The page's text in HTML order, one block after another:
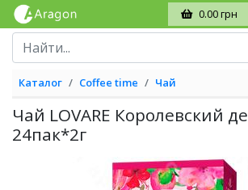
0.00 грн
Каталог Coffee time Чай
Чай LOVARE Королевский
24пак*2г